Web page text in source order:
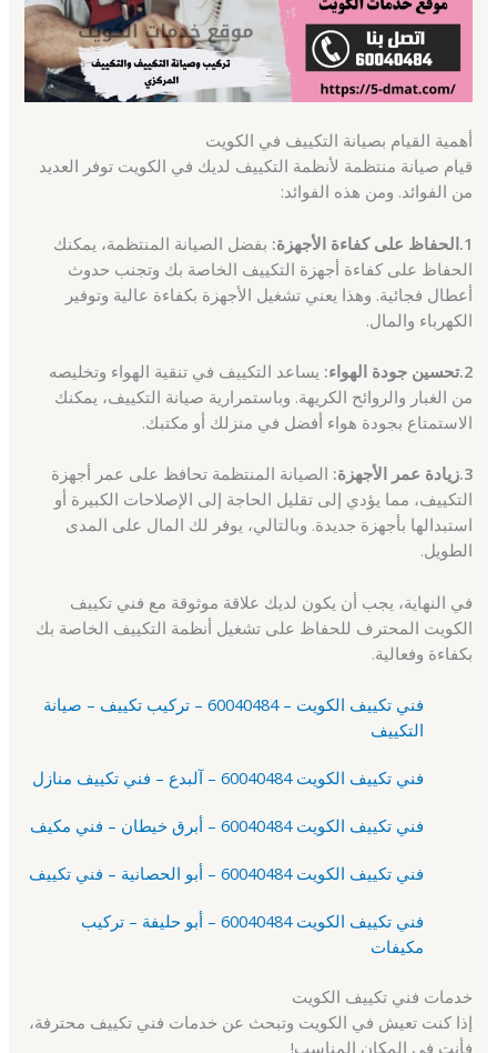
أهمية القيام بصيانة التكييف في الكويت
قيام صيانة منتظمة لأنظمة التكييف لديك في الكويت توفر العديد
من الفوائد. ومن هذه الفوائد:
1.الحفاظ على كفاءة الأجهزة:
بفضل الصيانة المنتظمة، يمكنك
الحفاظ على كفاءة أجهزة التكييف الخاصة بك وتجنب حدوث
أعطال فجائية. وهذا يعني تشغيل الأجهزة بكفاءة عالية وتوفير
الكهرباء والمال.
2.تحسين جودة الهواء:
يساعد التكييف في تنقية الهواء وتخليصه
من الغبار والروائح الكريهة. وباستمرارية صيانة التكييف، يمكنك
الاستمتاع بجودة هواء أفضل في منزلك أو مكتبك.
3.زيادة عمر الأجهزة:
الصيانة المنتظمة تحافظ على عمر أجهزة
التكييف، مما يؤدي إلى تقليل الحاجة إلى الإصلاحات الكبيرة أو
استبدالها بأجهزة جديدة. وبالتالي، يوفر لك المال على المدى
الطويل.
في النهاية، يجب أن يكون لديك علاقة موثوقة مع فني تكييف
الكويت المحترف للحفاظ على تشغيل أنظمة التكييف الخاصة بك
بكفاءة وفعالية.
فني تكييف الكويت – 60040484 – تركيب تكييف – صيانة
التكييف
فني تكييف الكويت 60040484 – آلبدع – فني تكييف منازل
فني تكييف الكويت 60040484 – أبرق خيطان – فني مكيف
فني تكييف الكويت 60040484 – أبو الحصانية – فني تكييف
فني تكييف الكويت 60040484 – أبو حليفة – تركيب
مكيفات
خدمات فني تكييف الكويت
إذا كنت تعيش في الكويت وتبحث عن خدمات فني تكييف محترفة،
فأنت في المكان المناسب!